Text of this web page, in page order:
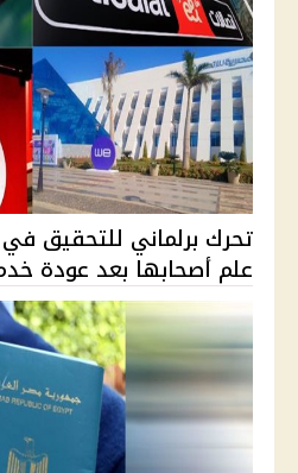
تحرك برلماني للتحقيق
علم أصحابها بعد عودة